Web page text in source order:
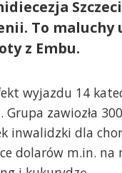
To maluchy
z Embu.
wyjazdu 14
Grupa zawiozła
inwalidzki dla
dolarów m.in.